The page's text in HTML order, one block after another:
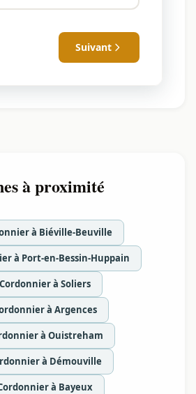
Suivant
à proximité
à Biéville-Beuville
à Port-en-Bessin-Huppain
Cordonnier à Soliers
à Argences
à Ouistreham
à Démouville
à Bayeux